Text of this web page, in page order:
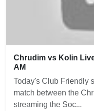
Chrudim vs Kolin
AM
Today's Club Friendly
match between the
streaming the Soc...